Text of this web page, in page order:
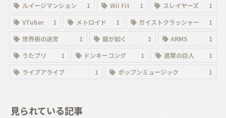
ルイージマンション
1 Wii Fit 1 スレイヤーズ
1
VTuber
1 メトロイド 1 ガイストクラッシャー
1
世界樹の迷宮
1 龍が如く 1 ARMS
1
うたプリ
1 ドンキーコング 1 進撃の巨人
1
ライブアライブ
1 ポップンミュージック 1
見られている記事